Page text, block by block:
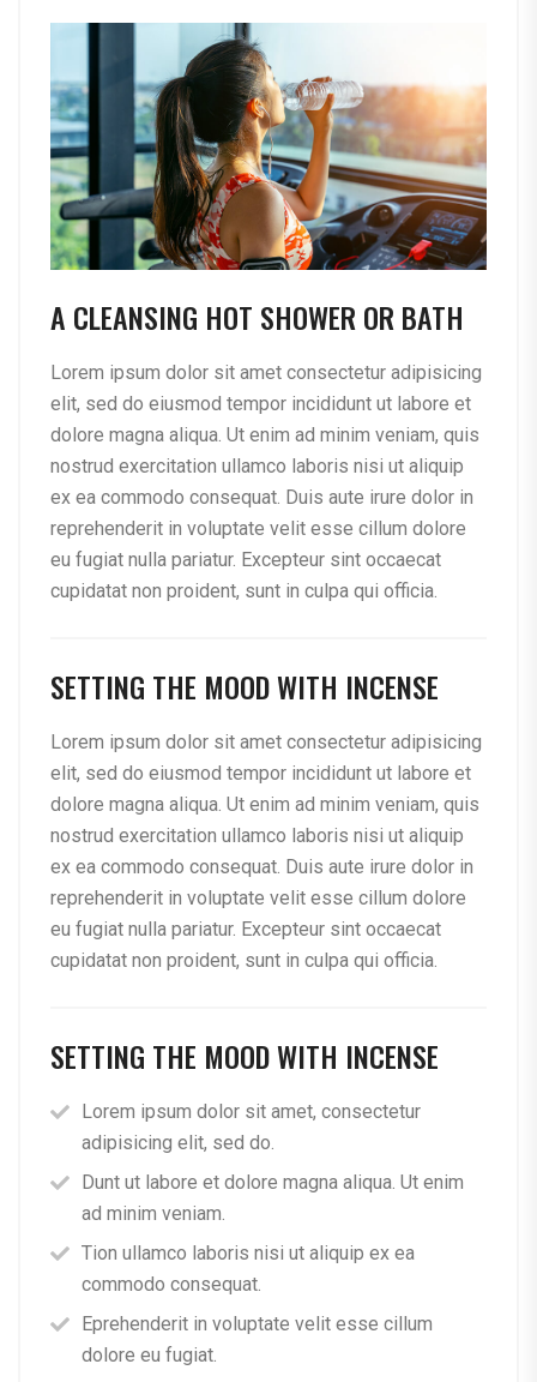
A CLEANSING HOT SHOWER OR BATH
Lorem ipsum dolor sit amet consectetur adipisicing
elit, sed do eiusmod tempor incididunt ut labore et
dolore magna aliqua. Ut enim ad minim veniam, quis
nostrud exercitation ullamco laboris nisi ut aliquip
ex ea commodo consequat. Duis aute irure dolor in
reprehenderit in voluptate velit esse cillum dolore
eu fugiat nulla pariatur. Excepteur sint occaecat
cupidatat non proident, sunt in culpa qui officia.
SETTING THE MOOD WITH INCENSE
Lorem ipsum dolor sit amet consectetur adipisicing
elit, sed do eiusmod tempor incididunt ut labore et
dolore magna aliqua. Ut enim ad minim veniam, quis
nostrud exercitation ullamco laboris nisi ut aliquip
ex ea commodo consequat. Duis aute irure dolor in
reprehenderit in voluptate velit esse cillum dolore
eu fugiat nulla pariatur. Excepteur sint occaecat
cupidatat non proident, sunt in culpa qui officia.
SETTING THE MOOD WITH INCENSE
Lorem ipsum dolor sit amet, consectetur
adipisicing elit, sed do.
Dunt ut labore et dolore magna aliqua. Ut enim
ad minim veniam.
Tion ullamco laboris nisi ut aliquip ex ea
commodo consequat.
Eprehenderit in voluptate velit esse cillum
dolore eu fugiat.